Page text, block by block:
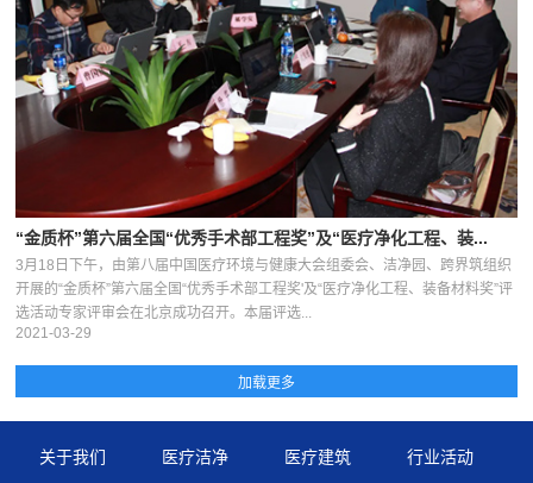
“金质杯”第六届全国“优秀手术部工程奖”及“医疗净化工程、装...
3月18日下午，由第八届中国医疗环境与健康大会组委会、洁净园、跨界筑组织
开展的“金质杯”第六届全国“优秀手术部工程奖'及“医疗净化工程、装备材料奖”评
选活动专家评审会在北京成功召开。本届评选...
2021-03-29
关于我们 医疗洁净 医疗建筑
行业活动